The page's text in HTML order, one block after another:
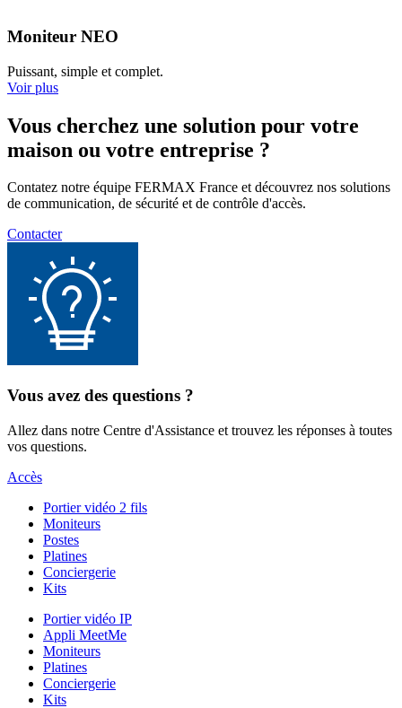
Moniteur NEO
Puissant, simple et complet.
Voir plus
Vous cherchez une solution pour votre
maison ou votre entreprise ?
Contatez notre équipe FERMAX France et découvrez nos solutions
de communication, de sécurité et de contrôle d'accès.
Contacter
Vous avez des questions ?
Allez dans notre Centre d'Assistance et trouvez les réponses à toutes
vos questions.
Accès
Portier vidéo 2 fils
Moniteurs
Postes
Platines
Conciergerie
Kits
Portier vidéo IP
Appli MeetMe
Moniteurs
Platines
Conciergerie
Kits